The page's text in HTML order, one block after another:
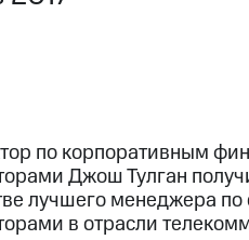
по корпоративным
Джош Тулган
лучшего менеджера по
в отрасли